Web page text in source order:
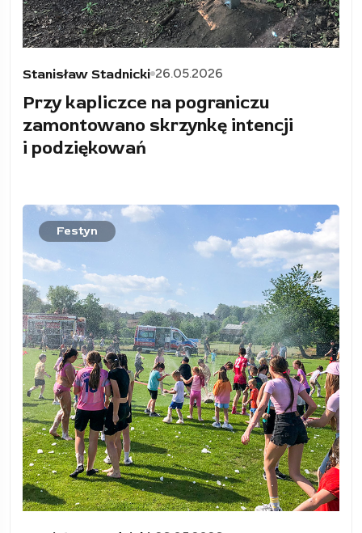
Stanisław Stadnicki 26.05.2026
Przy kapliczce na pograniczu
zamontowano skrzynkę intencji
i podziękowań
Festyn